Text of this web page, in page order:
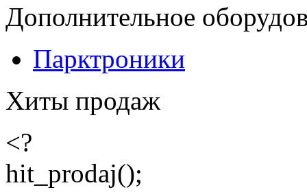
Дополнительное
Парктроники
Хиты продаж
<?
hit_prodaj();